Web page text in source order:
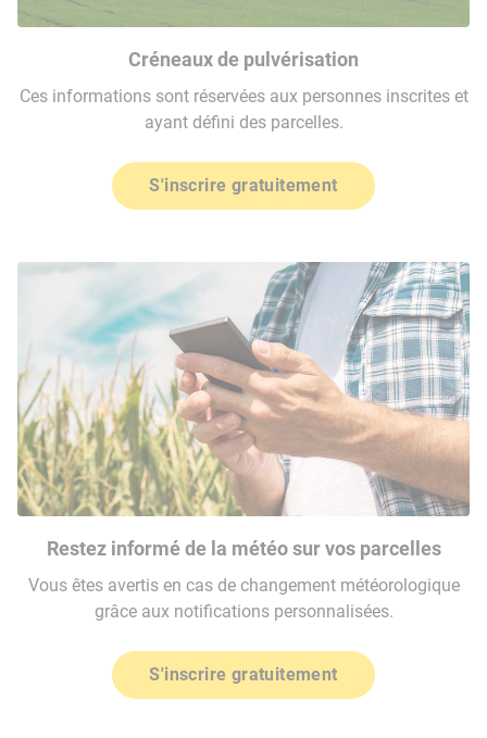
Créneaux de pulvérisation
Ces informations sont réservées aux personnes inscrites et
ayant défini des parcelles.
S'inscrire gratuitement
Restez informé de la météo sur vos parcelles
Vous êtes avertis en cas de changement météorologique
grâce aux notifications personnalisées.
S'inscrire gratuitement